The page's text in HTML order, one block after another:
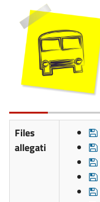
Files
allegati